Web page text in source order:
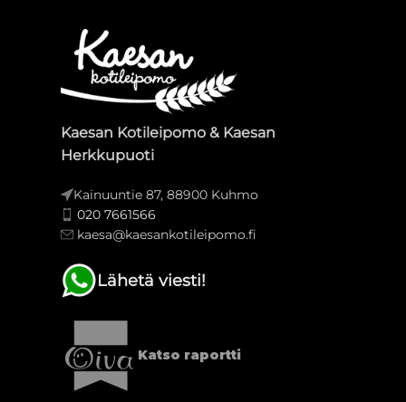
Kaesan Kotileipomo & Kaesan
Herkkupuoti
Kainuuntie 87, 88900 Kuhmo
020 7661566
kaesa@kaesankotileipomo.fi
Lähetä viesti!
Katso raportti